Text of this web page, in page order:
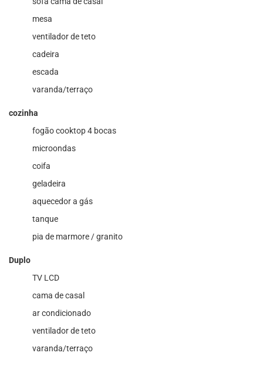
mesa
ventilador de teto
cadeira
escada
varanda/terraço
cozinha
fogão cooktop 4 bocas
microondas
coifa
geladeira
aquecedor a gás
tanque
pia de marmore / granito
Duplo
TV LCD
cama de casal
ar condicionado
ventilador de teto
varanda/terraço